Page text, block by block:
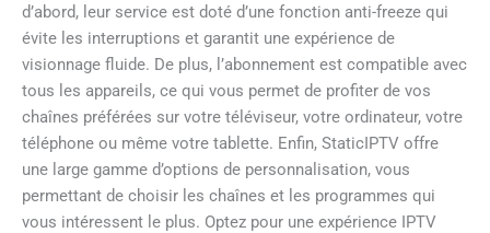
d’abord, leur service est doté d’une fonction anti-freeze qui
évite les interruptions et garantit une expérience de
visionnage fluide. De plus, l’abonnement est compatible avec
tous les appareils, ce qui vous permet de profiter de vos
chaînes préférées sur votre téléviseur, votre ordinateur, votre
téléphone ou même votre tablette. Enfin, StaticIPTV offre
une large gamme d’options de personnalisation, vous
permettant de choisir les chaînes et les programmes qui
vous intéressent le plus. Optez pour une expérience IPTV